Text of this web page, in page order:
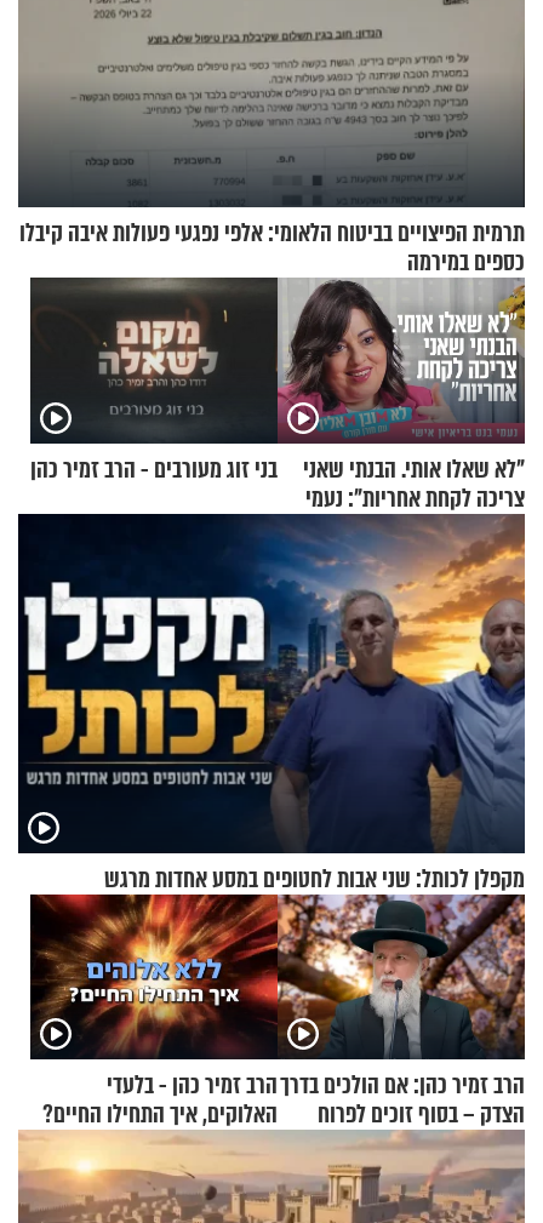
תרמית הפיצויים בביטוח הלאומי: אלפי נפגעי פעולות איבה קיבלו
כספים במירמה
"לא שאלו אותי. הבנתי שאני
צריכה לקחת אחריות": נעמי
בנט בריאיון אישי
בני זוג מעורבים - הרב זמיר כהן
מקפלן לכותל: שני אבות לחטופים במסע אחדות מרגש
הרב זמיר כהן: אם הולכים בדרך
הצדק – בסוף זוכים לפרוח
הרב זמיר כהן - בלעדי
האלוקים, איך התחילו החיים?